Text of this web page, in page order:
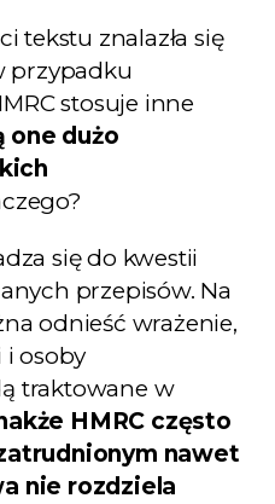
tekstu znalazła się
przypadku
stosuje inne
one dużo
się do kwestii
przepisów. Na
odnieść wrażenie,
osoby
traktowane w
HMRC często
nawet
nie rozdziela